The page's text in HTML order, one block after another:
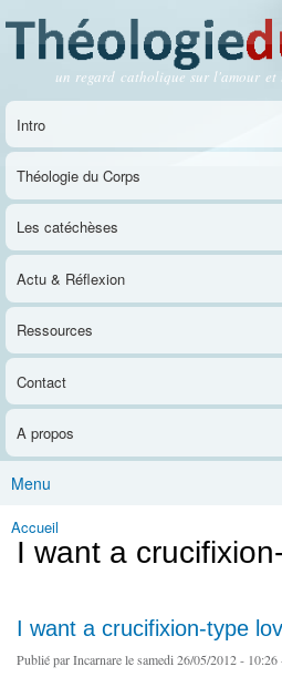
contenu
principal
Théologie du Corps
un regard catholique sur l'amour
Menu principal
Intro
Théologie du Corps
Les catéchèses
Actu & Réflexion
Ressources
Contact
A propos
Menu
Vous êtes ici
Accueil
I want a
I want a crucifixion-type
Publié parIncarnarele samedi 26/05/2012 - 10:26